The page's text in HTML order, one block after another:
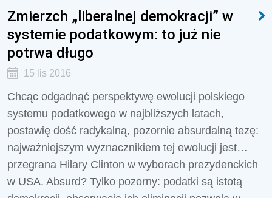
Zmierzch „liberalnej demokracji” w
systemie podatkowym: to już nie
potrwa długo
15 lis 2016
Chcąc odgadnąć perspektywę ewolucji polskiego
systemu podatkowego w najbliższych latach,
postawię dość radykalną, pozornie absurdalną tezę:
najważniejszym wyznacznikiem tej ewolucji jest…
przegrana Hilary Clinton w wyborach prezydenckich
w USA. Absurd? Tylko pozorny: podatki są istotą